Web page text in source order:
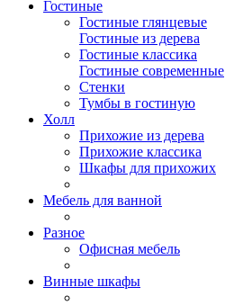
Гостиные
Гостиные глянцевые
Гостиные из дерева
Гостиные классика
Гостиные современные
Стенки
Тумбы в гостиную
Холл
Прихожие из дерева
Прихожие классика
Шкафы для прихожих
Мебель для ванной
Разное
Офисная мебель
Винные шкафы